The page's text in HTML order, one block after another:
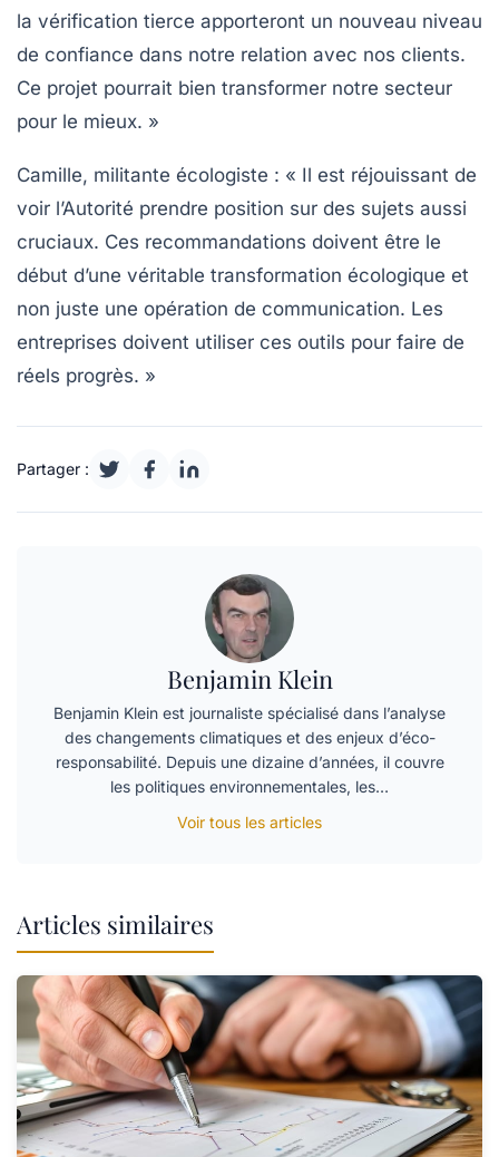
la vérification tierce apporteront un nouveau niveau
de confiance dans notre relation avec nos clients.
Ce projet pourrait bien transformer notre secteur
pour le mieux. »
Camille, militante écologiste : « Il est réjouissant de
voir l’Autorité prendre position sur des sujets aussi
cruciaux. Ces recommandations doivent être le
début d’une véritable transformation écologique et
non juste une opération de communication. Les
entreprises doivent utiliser ces outils pour faire de
réels progrès. »
Partager :
Benjamin Klein
Benjamin Klein est journaliste spécialisé dans l’analyse
des changements climatiques et des enjeux d’éco-
responsabilité. Depuis une dizaine d’années, il couvre
les politiques environnementales, les…
Voir tous les articles
Articles similaires